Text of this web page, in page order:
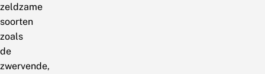
zeldzame
soorten
zoals
de
zwervende,